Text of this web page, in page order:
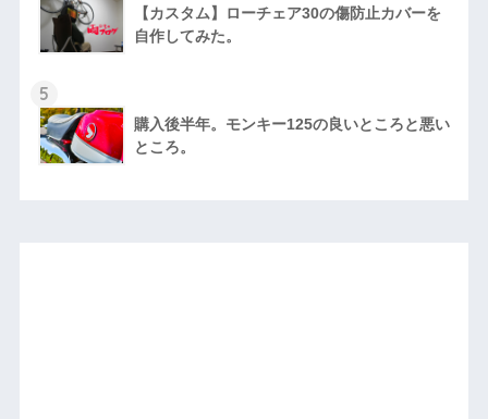
【カスタム】ローチェア30の傷防止カバーを
自作してみた。
5
購入後半年。モンキー125の良いところと悪い
ところ。